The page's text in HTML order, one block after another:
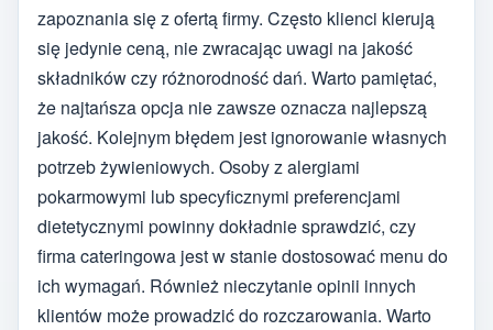
zapoznania się z ofertą firmy. Często klienci kierują
się jedynie ceną, nie zwracając uwagi na jakość
składników czy różnorodność dań. Warto pamiętać,
że najtańsza opcja nie zawsze oznacza najlepszą
jakość. Kolejnym błędem jest ignorowanie własnych
potrzeb żywieniowych. Osoby z alergiami
pokarmowymi lub specyficznymi preferencjami
dietetycznymi powinny dokładnie sprawdzić, czy
firma cateringowa jest w stanie dostosować menu do
ich wymagań. Również nieczytanie opinii innych
klientów może prowadzić do rozczarowania. Warto